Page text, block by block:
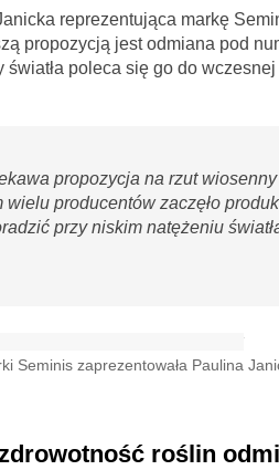
reprezentująca markę
propozycją jest odmiana pod
poleca się go do
propozycja na rzut
producentów zaczęło
przy niskim natężeniu
Seminis zaprezentowała Paulina
roślin